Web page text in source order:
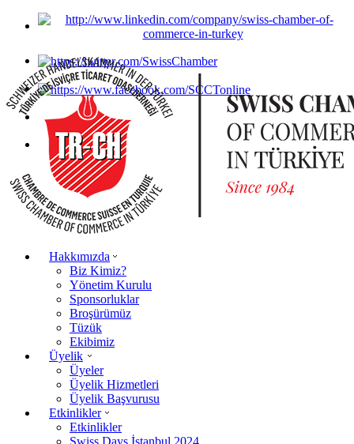
Hakkımızda
Biz Kimiz?
Yönetim Kurulu
Sponsorluklar
Broşürümüz
Tüzük
Ekibimiz
Üyelik
Üyeler
Üyelik Hizmetleri
Üyelik Başvurusu
Etkinlikler
Etkinlikler
Swiss Days İstanbul 2024